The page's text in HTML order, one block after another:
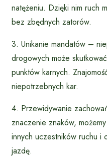
natężeniu. Dzięki nim ruch
bez zbędnych zatorów.
3. Unikanie mandatów –
drogowych może
punktów karnych.
niepotrzebnych kar.
4. Przewidywanie
znaczenie znaków,
innych uczestników ruchu i
jazdę.